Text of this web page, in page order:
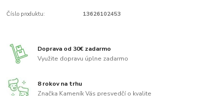
Číslo produktu: 13626102453
Doprava od 30€ zadarmo
Využite dopravu úplne zadarmo
8 rokov na trhu
Značka Kameník Vás presvedčí o kvalite